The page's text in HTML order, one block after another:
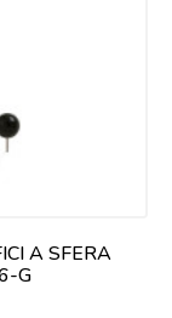
A SFERA
G